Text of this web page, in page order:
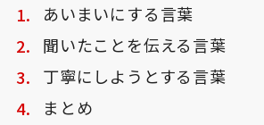
あいまいにする言葉
聞いたことを伝える言葉
丁寧にしようとする言葉
まとめ